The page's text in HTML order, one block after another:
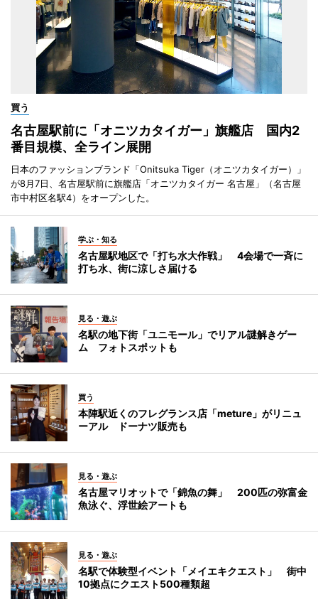
買う
名古屋駅前に「オニツカタイガー」旗艦店 国内2
番目規模、全ライン展開
日本のファッションブランド「Onitsuka Tiger（オニツカタイガー）」
が8月7日、名古屋駅前に旗艦店「オニツカタイガー 名古屋」（名古屋
市中村区名駅4）をオープンした。
学ぶ・知る
名古屋駅地区で「打ち水大作戦」 4会場で一斉に
打ち水、街に涼しさ届ける
見る・遊ぶ
名駅の地下街「ユニモール」でリアル謎解きゲー
ム フォトスポットも
買う
本陣駅近くのフレグランス店「meture」がリニュ
ーアル ドーナツ販売も
見る・遊ぶ
名古屋マリオットで「錦魚の舞」 200匹の弥富金
魚泳ぐ、浮世絵アートも
見る・遊ぶ
名駅で体験型イベント「メイエキクエスト」 街中
10拠点にクエスト500種類超